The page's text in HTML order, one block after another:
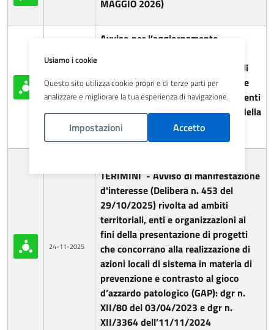
MAGGIO 2026)
24-04-2025
Avviso per l’aggiornamento
qualificati per lo svolgimento degli
interventi di inclusione educativa e
scolastica di bambini/alunni/studenti
con disabilità sensoriale ai sensi della
L.R. n. 19/2007
24-11-2025
TERIMINI - Avviso di manifestazione
d'interesse (Delibera n. 453 del
29/10/2025) rivolta ad ambiti
territoriali, enti e organizzazioni ai
fini della presentazione di progetti
che concorrano alla realizzazione di
azioni locali di sistema in materia di
prevenzione e contrasto al gioco
d’azzardo patologico (GAP): dgr n.
XII/80 del 03/04/2023 e dgr n.
XII/3364 dell’11/11/2024
Usiamo i cookie
Questo sito utilizza cookie propri e di terze parti per
analizzare e migliorare la tua esperienza di navigazione.
Impostazioni Accetto